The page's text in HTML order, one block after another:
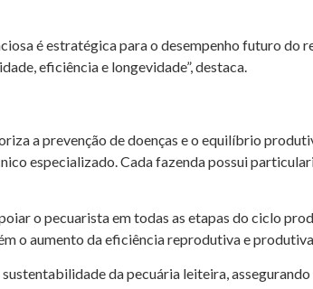
é estratégica para o desempenho futuro do
eficiência e longevidade”, destaca.
a prevenção de doenças e o equilíbrio
especializado. Cada fazenda possui
o pecuarista em todas as etapas do ciclo
o aumento da eficiência reprodutiva e
da pecuária leiteira,